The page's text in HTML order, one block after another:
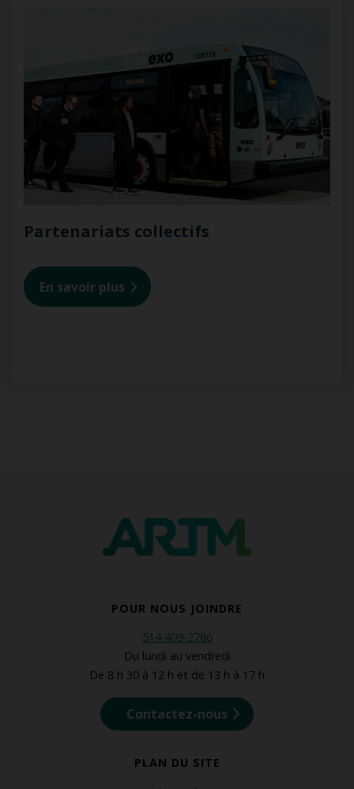
Partenariats collectifs
En savoir plus
POUR NOUS JOINDRE
514 409-2786
Du lundi au vendredi
De 8 h 30 à 12 h et de 13 h à 17 h
Contactez-nous
PLAN DU SITE